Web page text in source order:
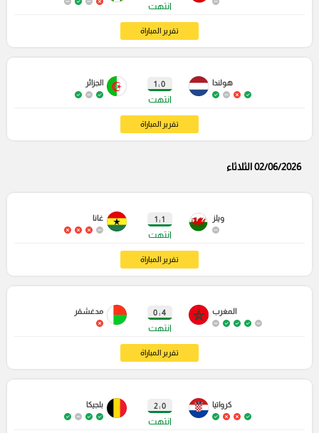
انتهت
تقرير المباراة
هولندا 0 : 1
انتهت
الجزائر
تقرير المباراة
02/06/2026 الثلاثاء
ويلز 1 : 1
انتهت
غانا
تقرير المباراة
المغرب 4 : 0
انتهت
مدغشقر
تقرير المباراة
كرواتيا 0 : 2
انتهت
بلجيكا